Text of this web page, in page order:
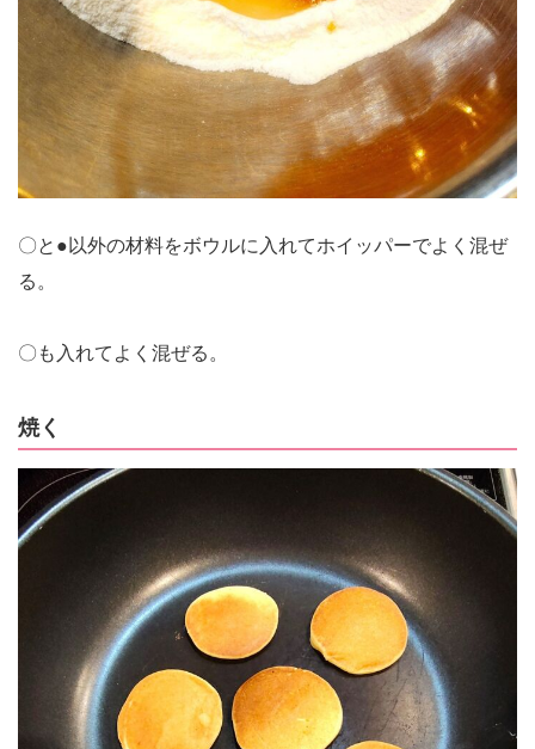
〇と●以外の材料をボウルに入れてホイッパーでよく混ぜ
る。
〇も入れてよく混ぜる。
焼く